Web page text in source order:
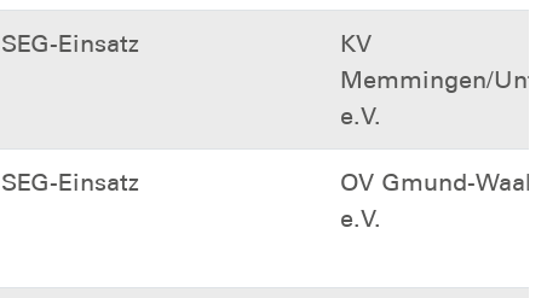
SEG-Einsatz
KV
Memmingen/
e.V.
SEG-Einsatz
OV Gmund-
e.V.